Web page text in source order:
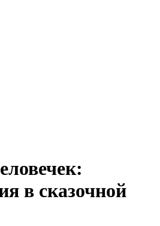
в сказочной